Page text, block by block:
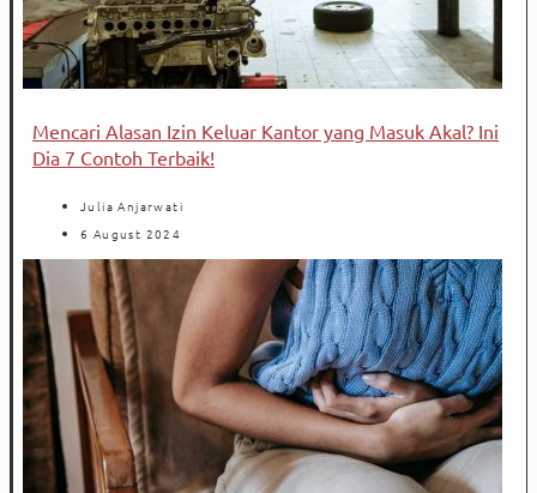
Mencari Alasan Izin Keluar Kantor yang Masuk Akal? Ini
Dia 7 Contoh Terbaik!
Julia Anjarwati
6 August 2024